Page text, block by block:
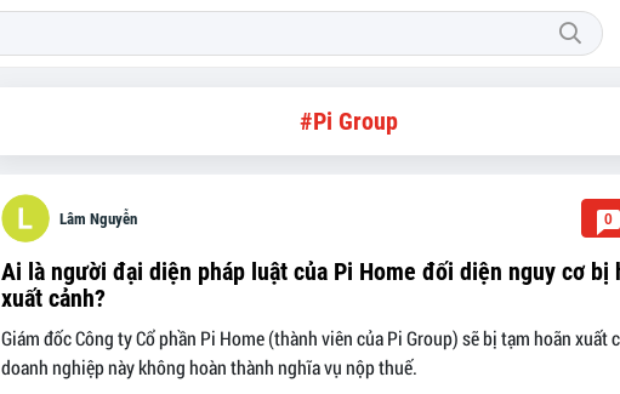
#Pi Group
Lâm Nguyễn 0
Ai là người đại diện pháp luật của Pi Home đối diện nguy cơ bị
xuất cảnh?
Giám đốc Công ty Cổ phần Pi Home (thành viên của Pi Group) sẽ bị tạm hoãn xuất
doanh nghiệp này không hoàn thành nghĩa vụ nộp thuế.